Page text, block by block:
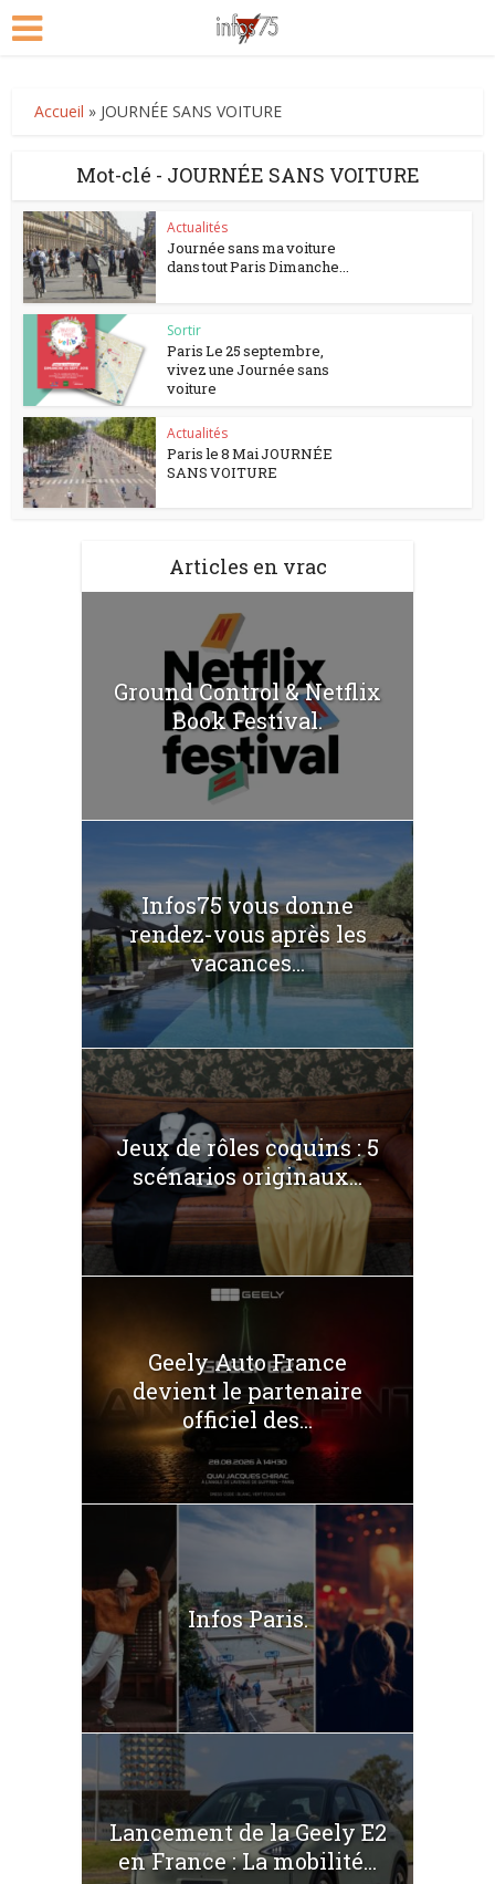
Accueil » JOURNÉE SANS VOITURE
Mot-clé - JOURNÉE SANS VOITURE
Actualités
Journée sans ma voiture
dans tout Paris Dimanche...
Sortir
Paris Le 25 septembre,
vivez une Journée sans
voiture
Actualités
Paris le 8 Mai JOURNÉE
SANS VOITURE
Articles en vrac
Ground Control & Netflix
Book Festival.
Infos75 vous donne
rendez-vous après les
vacances...
Jeux de rôles coquins : 5
scénarios originaux...
Geely Auto France
devient le partenaire
officiel des...
Infos Paris.
Lancement de la Geely E2
en France : La mobilité...